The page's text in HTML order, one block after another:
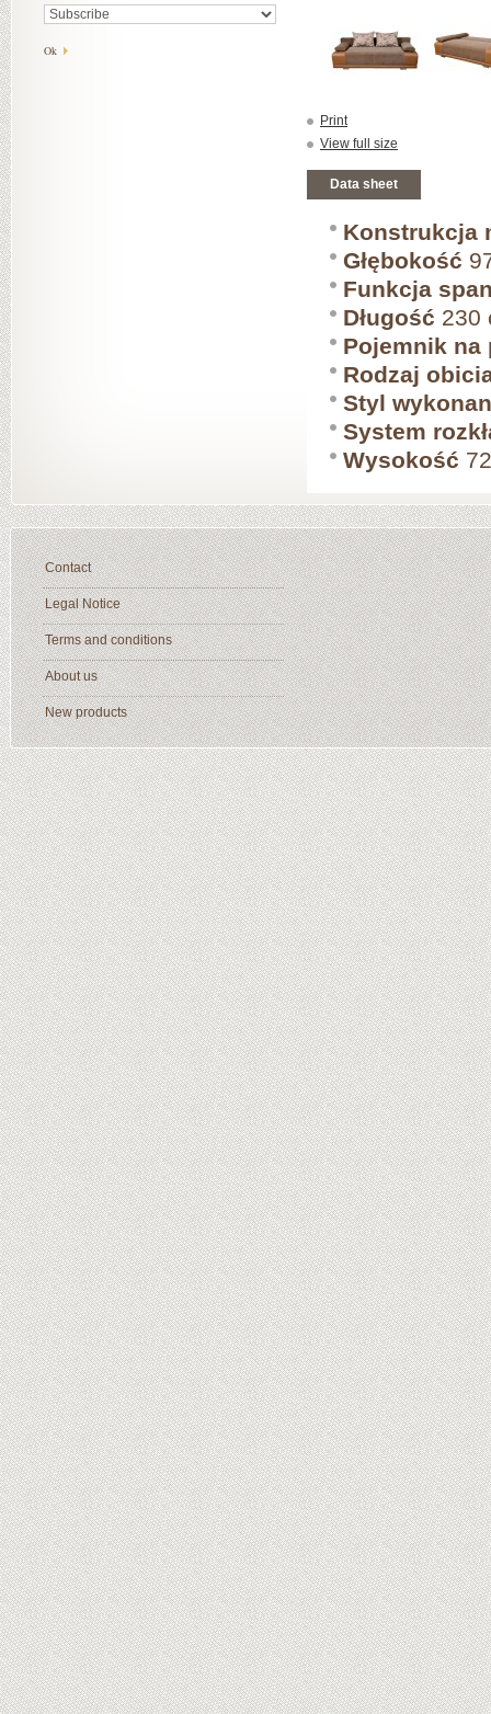
Print
View full size
Data sheet
Konstrukcja
Głębokość
Funkcja
Długość 230
Pojemnik na
Rodzaj
Styl
System
Wysokość
Contact
Legal Notice
Terms and conditions
About us
New products